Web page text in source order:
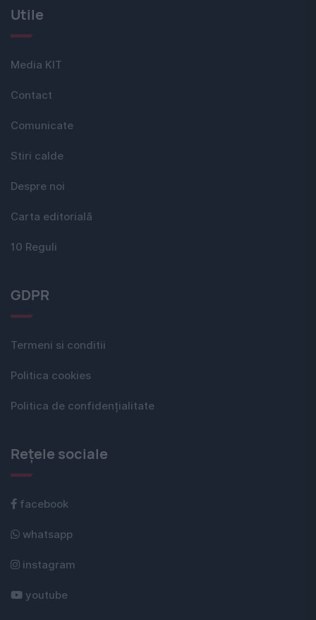
Utile
Media KIT
Contact
Comunicate
Stiri calde
Despre noi
Carta editorială
10 Reguli
GDPR
Termeni si conditii
Politica cookies
Politica de confidențialitate
Rețele sociale
facebook
whatsapp
instagram
youtube